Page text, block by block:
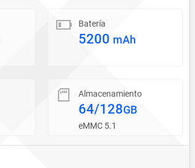
Batería
5200 mAh
Almacenamiento
64/128GB
eMMC 5.1